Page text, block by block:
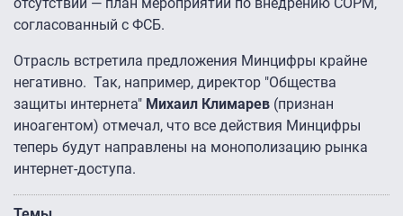
отсутствии — план мероприятий по внедрению СОРМ,
согласованный с ФСБ.
Отрасль встретила предложения Минцифры крайне
негативно. Так, например, директор "Общества
защиты интернета" Михаил Климарев (признан
иноагентом) отмечал, что все действия Минцифры
теперь будут направлены на монополизацию рынка
интернет-доступа.